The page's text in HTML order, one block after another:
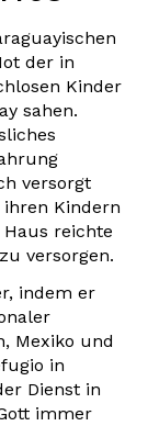
der in
Kinder
sahen.
versorgt
ihren Kindern
reichte
versorgen.
indem er
Mexiko und
in
Dienst in
immer